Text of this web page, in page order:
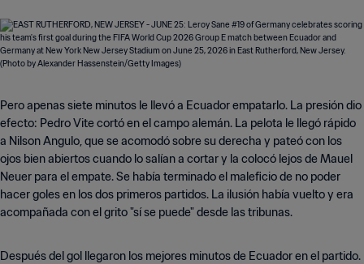
Pero apenas siete minutos le llevó a Ecuador empatarlo. La presión dio
efecto: Pedro Vite cortó en el campo alemán. La pelota le llegó rápido
a Nilson Angulo, que se acomodó sobre su derecha y pateó con los
ojos bien abiertos cuando lo salían a cortar y la colocó lejos de Mauel
Neuer para el empate. Se había terminado el maleficio de no poder
hacer goles en los dos primeros partidos. La ilusión había vuelto y era
acompañada con el grito "sí se puede" desde las tribunas.
Después del gol llegaron los mejores minutos de Ecuador en el partido.